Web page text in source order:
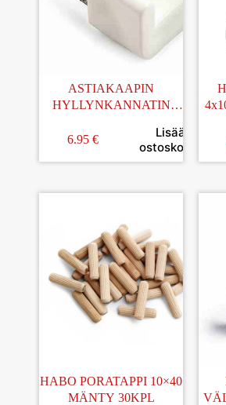
ASTIAKAAPIN
HYLLYNKANNATIN
12KPL
6.95 €
Lisää
ostoskoriin
HABO PORATAPPI 10×40
MÄNTY 30KPL